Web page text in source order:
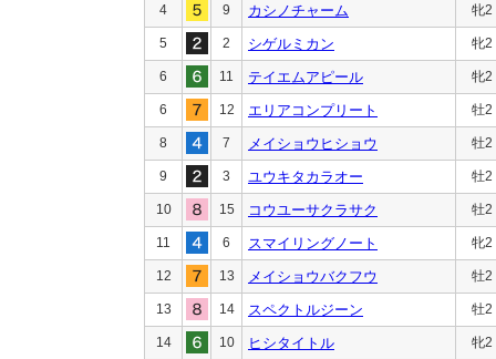
4 9 カシノチャーム 牝2
5 2 シゲルミカン 牝2
6 11 テイエムアピール 牝2
6 12 エリアコンプリート 牡2
8 7 メイショウヒショウ 牡2
9 3 ユウキタカラオー 牡2
10 15 コウユーサクラサク 牡2
11 6 スマイリングノート 牝2
12 13 メイショウバクフウ 牡2
13 14 スペクトルジーン 牡2
14 10 ヒシタイトル 牝2